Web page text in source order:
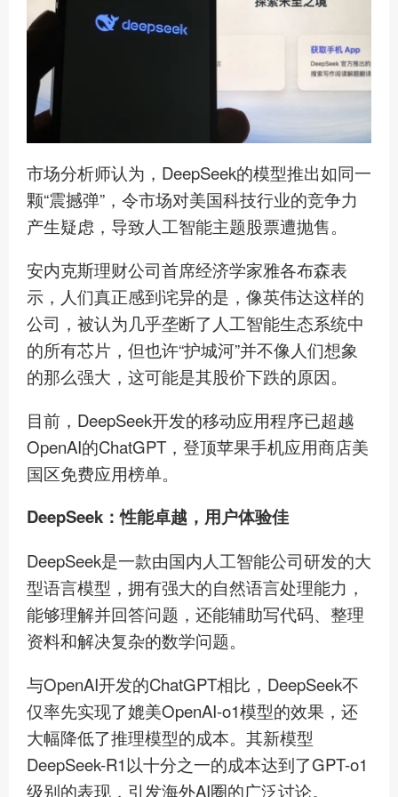
市场分析师认为，DeepSeek的模型推出如同一
颗“震撼弹”，令市场对美国科技行业的竞争力
产生疑虑，导致人工智能主题股票遭抛售。
安内克斯理财公司首席经济学家雅各布森表
示，人们真正感到诧异的是，像英伟达这样的
公司，被认为几乎垄断了人工智能生态系统中
的所有芯片，但也许“护城河”并不像人们想象
的那么强大，这可能是其股价下跌的原因。
目前，DeepSeek开发的移动应用程序已超越
OpenAI的ChatGPT，登顶苹果手机应用商店美
国区免费应用榜单。
DeepSeek：性能卓越，用户体验佳
DeepSeek是一款由国内人工智能公司研发的大
型语言模型，拥有强大的自然语言处理能力，
能够理解并回答问题，还能辅助写代码、整理
资料和解决复杂的数学问题。
与OpenAI开发的ChatGPT相比，DeepSeek不
仅率先实现了媲美OpenAI-o1模型的效果，还
大幅降低了推理模型的成本。其新模型
DeepSeek-R1以十分之一的成本达到了GPT-o1
级别的表现，引发海外AI圈的广泛讨论。